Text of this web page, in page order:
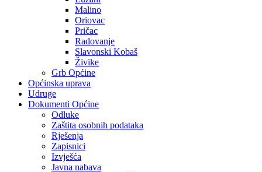
Malino
Oriovac
Pričac
Radovanje
Slavonski Kobaš
Živike
Grb Općine
Općinska uprava
Udruge
Dokumenti Općine
Odluke
Zaštita osobnih podataka
Rješenja
Zapisnici
Izvješća
Javna nabava